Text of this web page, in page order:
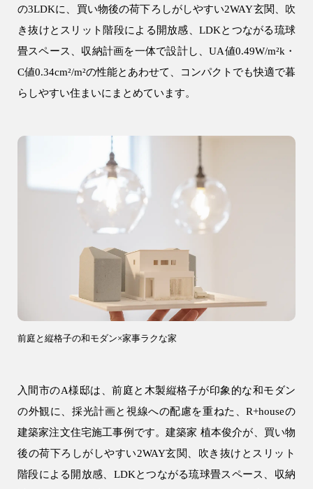
の3LDKに、買い物後の荷下ろしがしやすい2WAY玄関、吹
き抜けとスリット階段による開放感、LDKとつながる琉球
畳スペース、収納計画を一体で設計し、UA値0.49W/m²k・
C値0.34cm²/m²の性能とあわせて、コンパクトでも快適で暮
らしやすい住まいにまとめています。
前庭と縦格子の和モダン×家事ラクな家
入間市のA様邸は、前庭と木製縦格子が印象的な和モダン
の外観に、採光計画と視線への配慮を重ねた、R+houseの
建築家注文住宅施工事例です。建築家 植本俊介が、買い物
後の荷下ろしがしやすい2WAY玄関、吹き抜けとスリット
階段による開放感、LDKとつながる琉球畳スペース、収納
注文住宅
テクノストラクチャー
R+house
お客様の声・口コミ
リフォーム・リノベーション
リフォーム・リノベーション
アパート建築
土地活用
所沢市の注文住宅
川越市の注文住宅
入間市の注文住宅
飯能市の注文住宅